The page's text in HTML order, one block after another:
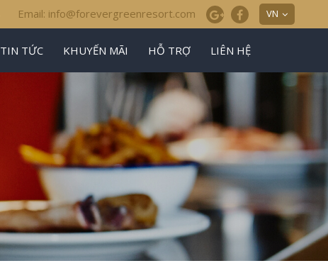
Email: info@forevergreenresort.com VN
TIN TỨC KHUYẾN MÃI HỖ TRỢ LIÊN HỆ